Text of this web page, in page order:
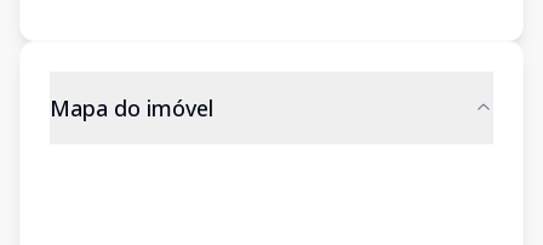
Mapa do imóvel